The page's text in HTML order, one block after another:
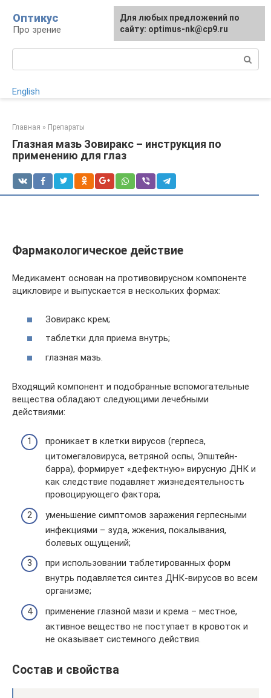
контенту
Оптикус
Про зрение
English
Главная » Препараты
Глазная мазь Зовиракс – инструкция по
применению для глаз
Фармакологическое действие
Медикамент основан на противовирусном компоненте
ацикловире и выпускается в нескольких формах:
Зовиракс крем;
таблетки для приема внутрь;
глазная мазь.
Входящий компонент и подобранные вспомогательные
вещества обладают следующими лечебными
действиями:
проникает в клетки вирусов (герпеса,
цитомегаловируса, ветряной оспы, Эпштейн-
барра), формирует «дефектную» вирусную ДНК и
как следствие подавляет жизнедеятельность
провоцирующего фактора;
уменьшение симптомов заражения герпесными
инфекциями – зуда, жжения, покалывания,
болевых ощущений;
при использовании таблетированных форм
внутрь подавляется синтез ДНК-вирусов во всем
организме;
применение глазной мази и крема – местное,
активное вещество не поступает в кровоток и
не оказывает системного действия.
Состав и свойства
Для любых предложений по
сайту: optimus-nk@cp9.ru